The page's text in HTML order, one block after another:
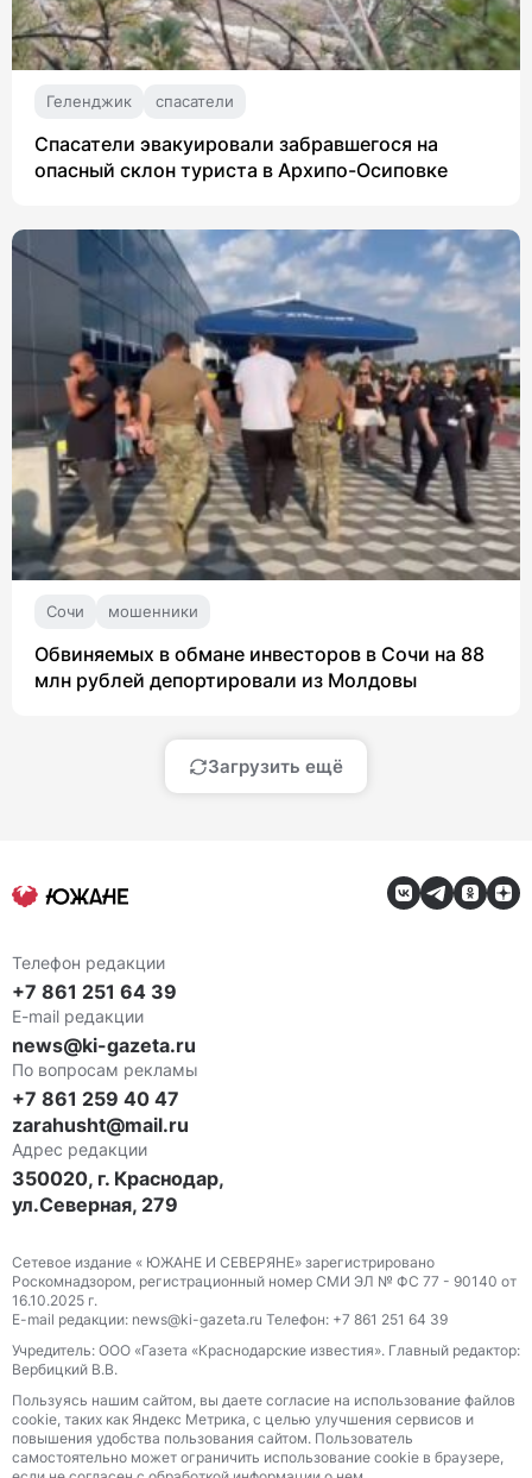
Геленджик спасатели
Спасатели эвакуировали забравшегося на
опасный склон туриста в Архипо-Осиповке
Сочи мошенники
Обвиняемых в обмане инвесторов в Сочи на 88
млн рублей депортировали из Молдовы
Загрузить ещё
Телефон редакции
+7 861 251 64 39
E-mail редакции
news@ki-gazeta.ru
По вопросам рекламы
+7 861 259 40 47
zarahusht@mail.ru
Адрес редакции
350020, г. Краснодар,
ул.Северная, 279
Сетевое издание « ЮЖАНЕ И СЕВЕРЯНЕ» зарегистрировано
Роскомнадзором, регистрационный номер СМИ ЭЛ № ФС 77 - 90140 от
16.10.2025 г.
E-mail редакции: news@ki-gazeta.ru Телефон: +7 861 251 64 39
Учредитель: ООО «Газета «Краснодарские известия». Главный редактор:
Вербицкий В.В.
Пользуясь нашим сайтом, вы даете согласие на использование файлов
сооkіе, таких как Яндекс Метрика, с целью улучшения сервисов и
повышения удобства пользования сайтом. Пользователь
самостоятельно может ограничить использование сооkіе в браузере,